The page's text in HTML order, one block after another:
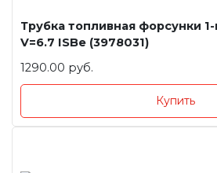
Трубка топливная форсунки
V=6.7 ISBe (3978031)
1290.00 руб.
Купить